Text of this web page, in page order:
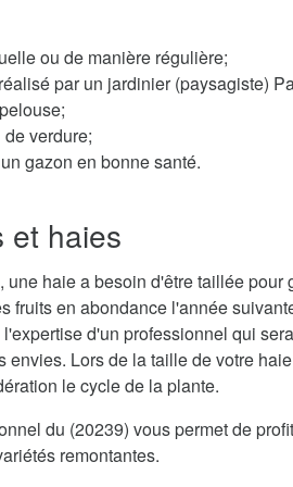
ou de manière régulière;
par un jardinier (paysagiste)
verdure;
gazon en bonne santé.
et haies
haie a besoin d'être taillée pour
fruits en abondance l'année
d'un professionnel qui
Lors de la taille de votre
le cycle de la plante.
du (20239) vous permet de
remontantes.